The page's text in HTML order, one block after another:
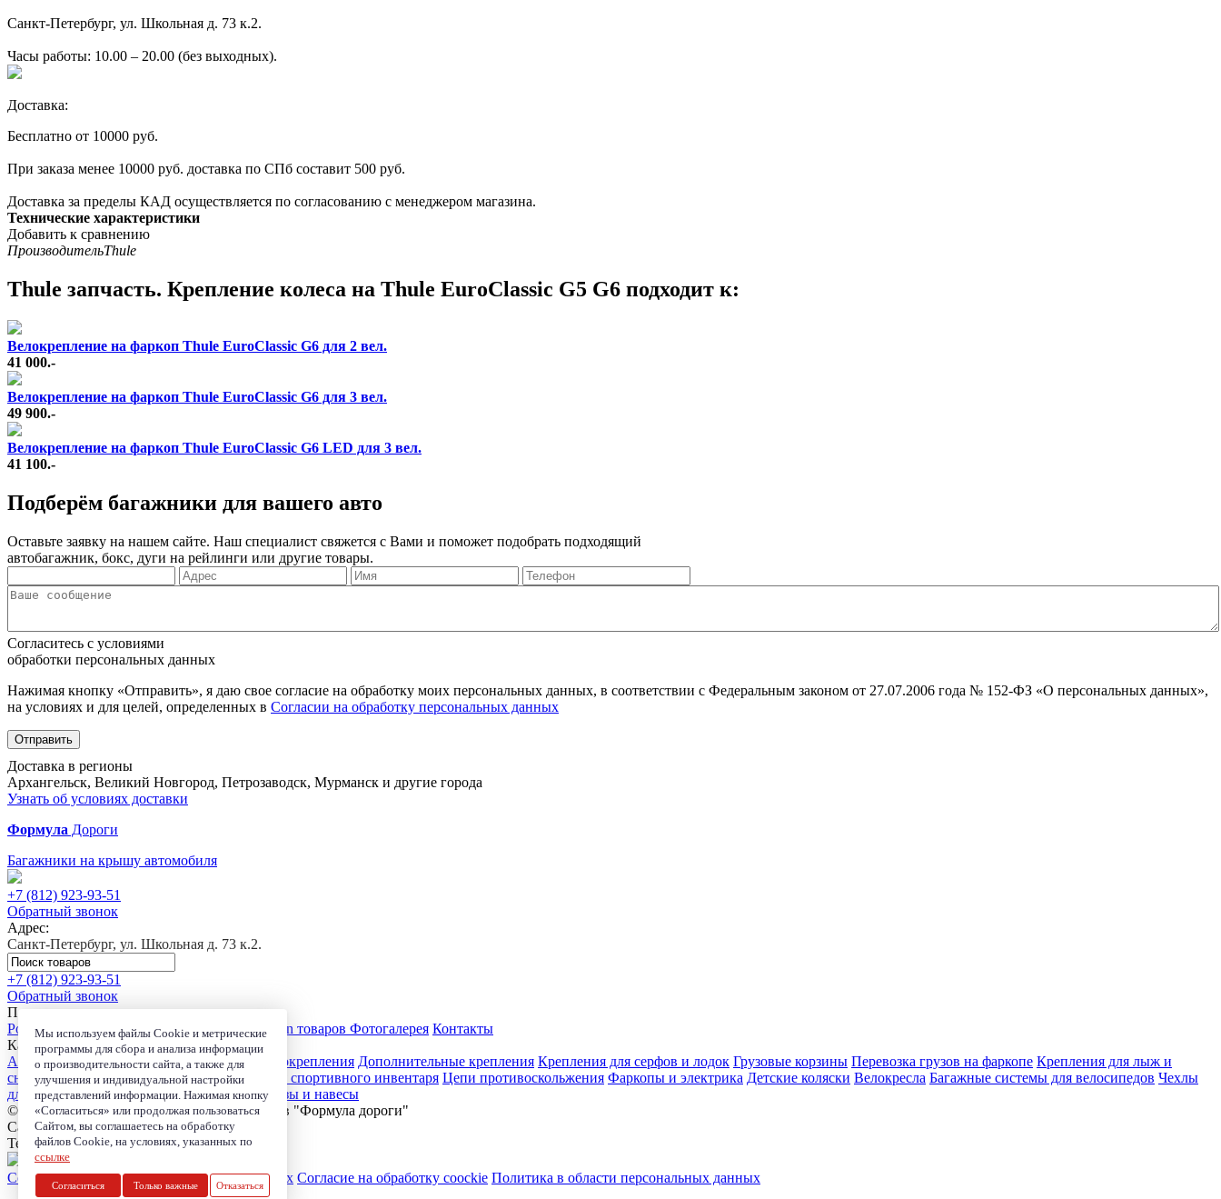
Санкт-Петербург, ул. Школьная д. 73 к.2.
Часы работы: 10.00 – 20.00 (без выходных).
Доставка:
Бесплатно от 10000 руб.
При заказа менее 10000 руб. доставка по СПб составит 500 руб.
Доставка за пределы КАД осуществляется по согласованию с менеджером магазина.
Технические характеристики
Добавить к сравнению
ПроизводительThule
Thule запчасть. Крепление колеса на Thule EuroClassic G5 G6 подходит к:
Велокрепление на фаркоп Thule EuroClassic G6 для 2 вел.
41 000.-
Велокрепление на фаркоп Thule EuroClassic G6 для 3 вел.
49 900.-
Велокрепление на фаркоп Thule EuroClassic G6 LED для 3 вел.
41 100.-
Подберём багажники для вашего авто
Оставьте заявку на нашем сайте. Наш специалист свяжется с Вами и поможет подобрать подходящий
автобагажник, бокс, дуги на рейлинги или другие товары.
Согласитесь с условиями
обработки персональных данных
Нажимая кнопку «Отправить», я даю свое согласие на обработку моих персональных данных, в соответствии с Федеральным законом от 27.07.2006 года № 152-ФЗ «О персональных данных»,
на условиях и для целей, определенных в Согласии на обработку персональных данных
Отправить
Доставка в регионы
Архангельск, Великий Новгород, Петрозаводск, Мурманск и другие города
Узнать об условиях доставки
Формула Дороги
Багажники на крышу автомобиля
+7 (812) 923-93-51
Обратный звонок
Адрес:
Санкт-Петербург, ул. Школьная д. 73 к.2.
+7 (812) 923-93-51
Обратный звонок
Покупателю
Розничный магазин Доставка Сервис Trade-in товаров Фотогалерея Контакты
Каталог
Автобагажники Автомобильные боксы Велокрепления Дополнительные крепления Крепления для серфов и лодок Грузовые корзины Перевозка грузов на фаркопе Крепления для лыж и
сноубордов Сумки и органайзеры Чехлы для спортивного инвентаря Цепи противоскольжения Фаркопы и электрика Детские коляски Велокресла Багажные системы для велосипедов Чехлы
для электроники Детские автокресла Маркизы и навесы
© 2006-2026, Магазин-салон автобагажников "Формула дороги"
Санкт-Петербург, ул. Школьная д. 73 к.2.
Телефон:+7 (812) 923-93-51
Согласие на обработку персональных данных Согласие на обработку coockie Политика в области персональных данных
Мы используем файлы Cookie и метрические
программы для сбора и анализа информации
о производительности сайта, а также для
улучшения и индивидуальной настройки
представлений информации. Нажимая кнопку
«Согласиться» или продолжая пользоваться
Сайтом, вы соглашаетесь на обработку
файлов Cookie, на условиях, указанных по
ссылке
Согласиться Только важные Отказаться